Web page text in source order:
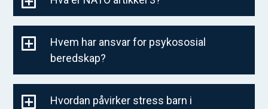
Hvem har ansvar for psykososial
beredskap?
Hvordan påvirker stress barn i